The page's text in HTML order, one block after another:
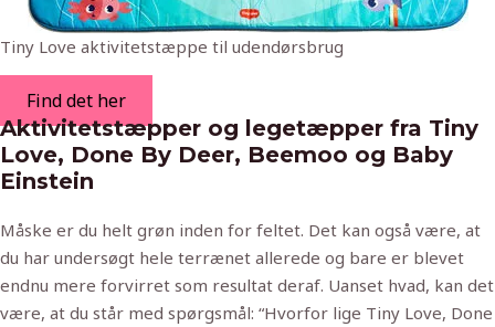
Tiny Love aktivitetstæppe til udendørsbrug
Find det her
Aktivitetstæpper og legetæpper fra Tiny
Love, Done By Deer, Beemoo og Baby
Einstein
Måske er du helt grøn inden for feltet. Det kan også være, at
du har undersøgt hele terrænet allerede og bare er blevet
endnu mere forvirret som resultat deraf. Uanset hvad, kan det
være, at du står med spørgsmål: “Hvorfor lige Tiny Love, Done